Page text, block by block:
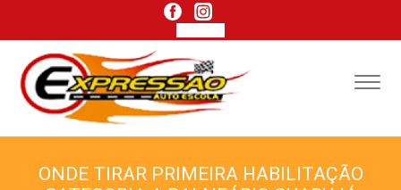
ONDE TIRAR PRIMEIRA HABILITAÇÃO